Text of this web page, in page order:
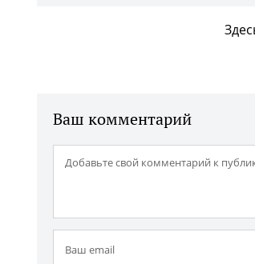
Ваш комментарий